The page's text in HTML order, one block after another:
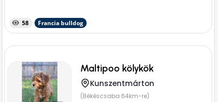
58 Francia bulldog
Maltipoo kölykök
Kunszentmárton
(Békéscsaba 64km-re)